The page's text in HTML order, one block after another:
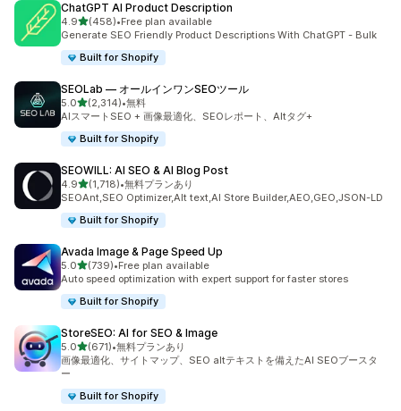
ChatGPT AI Product Description
4.95つ星中
(458)
合計レビュー数：458件
•Free plan available
Generate SEO Friendly Product Descriptions With ChatGPT - Bulk
Built for Shopify
SEOLab — オールインワンSEOツール
5.05つ星中
(2,314)
合計レビュー数：2314件
•無料
AIスマートSEO + 画像最適化、SEOレポート、Altタグ+
Built for Shopify
SEOWILL: AI SEO & AI Blog Post
4.95つ星中
(1,718)
合計レビュー数：1718件
•無料プランあり
SEOAnt,SEO Optimizer,Alt text,AI Store Builder,AEO,GEO,JSON-LD
Built for Shopify
Avada Image & Page Speed Up
5.05つ星中
(739)
合計レビュー数：739件
•Free plan available
Auto speed optimization with expert support for faster stores
Built for Shopify
StoreSEO: AI for SEO & Image
5.05つ星中
(671)
合計レビュー数：671件
•無料プランあり
画像最適化、サイトマップ、SEO altテキストを備えたAI SEOブースタ
ー
Built for Shopify